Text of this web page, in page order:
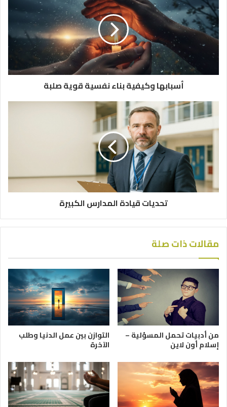
أسبابها وكيفية بناء نفسية قوية صلبة
تحديات قيادة المدارس الكبيرة
مقالات ذات صلة
من أدبيات تحمل المسؤلية –
إسلام أون لاين
التوازن بين عمل الدنيا وطلب
الآخرة